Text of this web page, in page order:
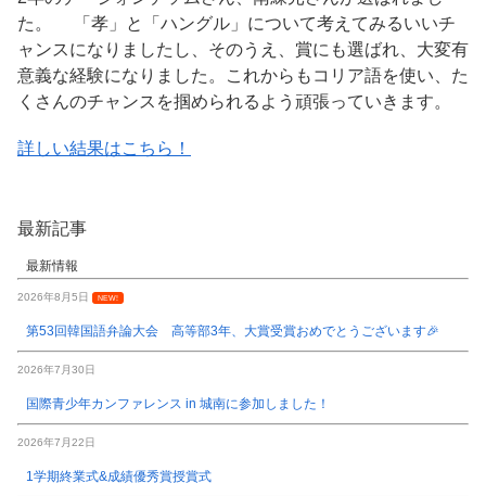
た。 「孝」と「ハングル」について考えてみるいいチ
ャンスになりましたし、そのうえ、賞にも選ばれ、大変有
意義な経験になりました。これからもコリア語を使い、た
くさんのチャンスを掴められるよう頑張っていきます。
詳しい結果はこちら！
最新記事
最新情報
2026年8月5日 NEW!
第53回韓国語弁論大会 高等部3年、大賞受賞おめでとうございます🎉
2026年7月30日
国際青少年カンファレンス in 城南に参加しました！
2026年7月22日
1学期終業式&成績優秀賞授賞式